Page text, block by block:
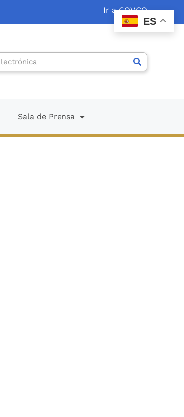
Ir a GOV.CO
Sala de Prensa
ES